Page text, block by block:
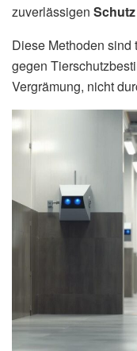
zuverlässigen Schutz
Diese Methoden
gegen
Vergrämung, nicht